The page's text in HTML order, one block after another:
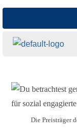
Die Preisträger